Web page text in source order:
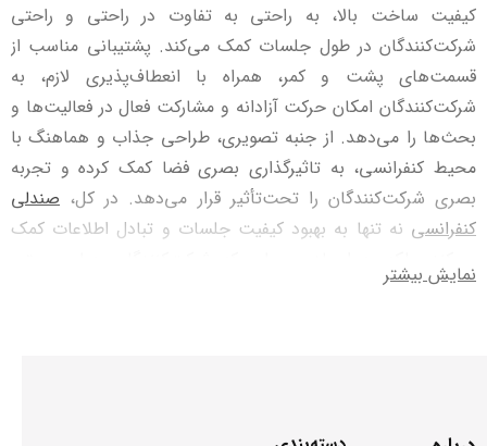
کیفیت ساخت بالا، به راحتی به تفاوت در راحتی و راحتی
شرکت‌کنندگان در طول جلسات کمک می‌کند. پشتیبانی مناسب از
قسمت‌های پشت و کمر، همراه با انعطاف‌پذیری لازم، به
شرکت‌کنندگان امکان حرکت آزادانه و مشارکت فعال در فعالیت‌ها و
بحث‌ها را می‌دهد. از جنبه تصویری، طراحی جذاب و هماهنگ با
محیط کنفرانسی، به تاثیرگذاری بصری فضا کمک کرده و تجربه
بصری شرکت‌کنندگان را تحت‌تأثیر قرار می‌دهد. در کل، صندلی
کنفرانسی نه‌ تنها به بهبود کیفیت جلسات و تبادل اطلاعات کمک
مشتاقانه مشارکت می‌کنند، کمک می‌کند.
نمایش بیشتر